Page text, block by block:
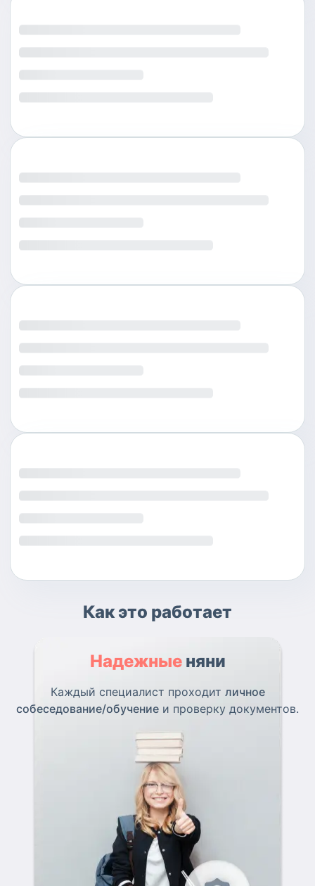
Как это работает
Надежные няни
Каждый специалист проходит личное
собеседование/обучение и проверку документов.